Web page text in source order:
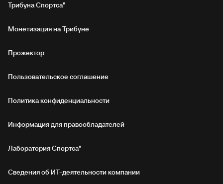
Трибуна Спортса"
Монетизация на Трибуне
Прожектор
Пользовательское соглашение
Политика конфиденциальности
Информация для правообладателей
Лаборатория Спортса"
Сведения об ИТ‑деятельности компании